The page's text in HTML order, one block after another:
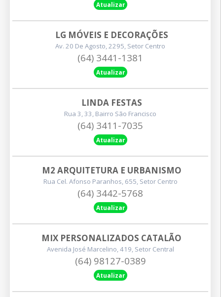
Atualizar
LG MÓVEIS E DECORAÇÕES
Av. 20 De Agosto, 2295, Setor Centro
(64) 3441-1381
Atualizar
LINDA FESTAS
Rua 3, 33, Bairro São Francisco
(64) 3411-7035
Atualizar
M2 ARQUITETURA E URBANISMO
Rua Cel. Afonso Paranhos, 655, Setor Centro
(64) 3442-5768
Atualizar
MIX PERSONALIZADOS CATALÃO
Avenida José Marcelino, 419, Setor Central
(64) 98127-0389
Atualizar